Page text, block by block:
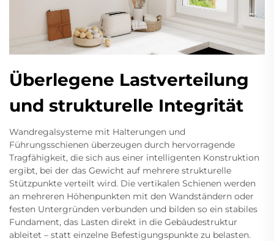
Überlegene Lastverteilung
und strukturelle Integrität
Wandregalsysteme mit Halterungen und
Führungsschienen überzeugen durch hervorragende
Tragfähigkeit, die sich aus einer intelligenten Konstruktion
ergibt, bei der das Gewicht auf mehrere strukturelle
Stützpunkte verteilt wird. Die vertikalen Schienen werden
an mehreren Höhenpunkten mit den Wandständern oder
festen Untergründen verbunden und bilden so ein stabiles
Fundament, das Lasten direkt in die Gebäudestruktur
ableitet – statt einzelne Befestigungspunkte zu belasten.